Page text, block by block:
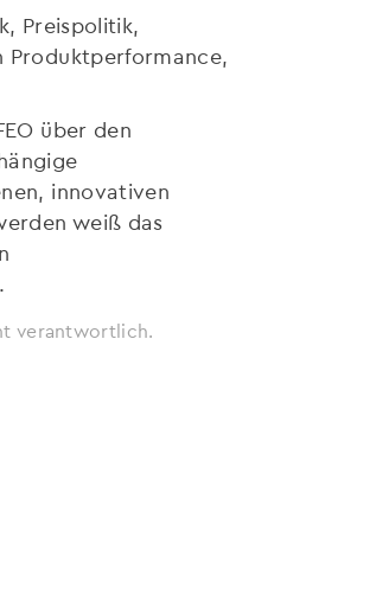
Preispolitik,
über den
innovativen
weiß das
verantwortlich.